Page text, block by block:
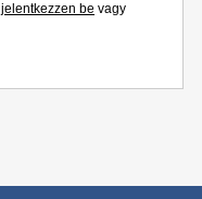
jelentkezzen be vagy